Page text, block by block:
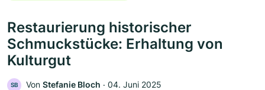
Restaurierung historischer
Schmuckstücke: Erhaltung von
Kulturgut
SB Von Stefanie Bloch ‧ 04. Juni 2025